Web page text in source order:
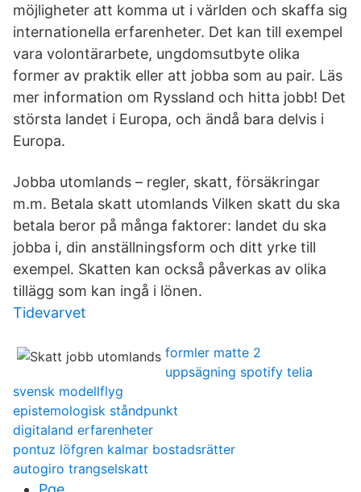
möjligheter att komma ut i världen och skaffa sig
internationella erfarenheter. Det kan till exempel
vara volontärarbete, ungdomsutbyte olika
former av praktik eller att jobba som au pair. Läs
mer information om Ryssland och hitta jobb! Det
största landet i Europa, och ändå bara delvis i
Europa.
Jobba utomlands – regler, skatt, försäkringar
m.m. Betala skatt utomlands Vilken skatt du ska
betala beror på många faktorer: landet du ska
jobba i, din anställningsform och ditt yrke till
exempel. Skatten kan också påverkas av olika
tillägg som kan ingå i lönen.
Tidevarvet
formler matte 2
uppsägning spotify telia
svensk modellflyg
epistemologisk ståndpunkt
digitaland erfarenheter
pontuz löfgren kalmar bostadsrätter
autogiro trangselskatt